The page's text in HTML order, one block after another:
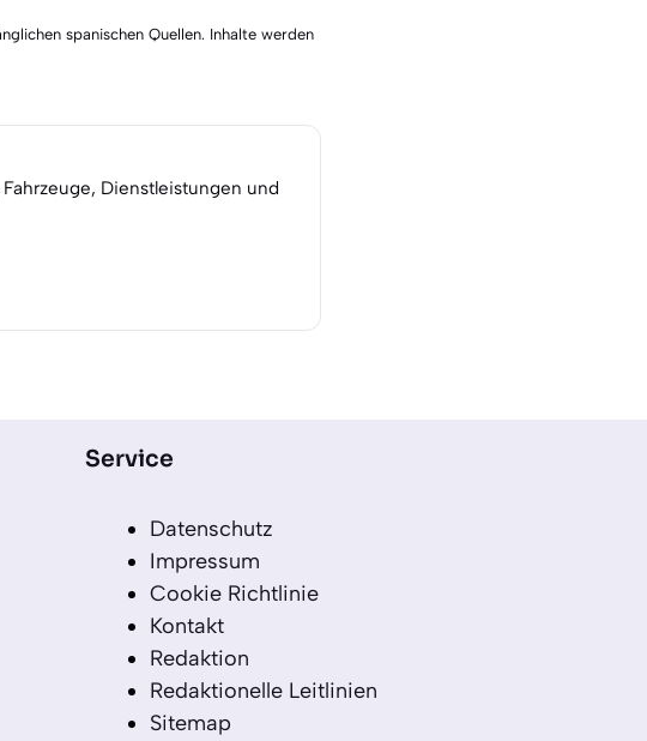
spanischen Quellen. Inhalte werden
Dienstleistungen und
Service
Datenschutz
Impressum
Cookie Richtlinie
Kontakt
Redaktion
Redaktionelle Leitlinien
Sitemap